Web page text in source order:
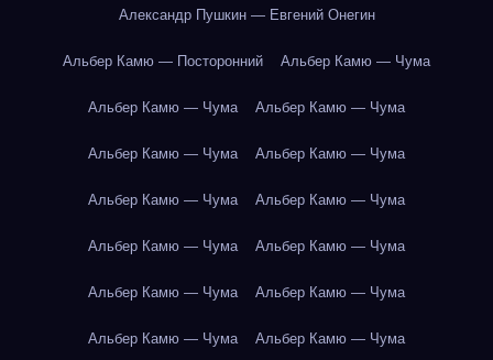
Александр Пушкин — Евгений Онегин
Альбер Камю — Посторонний Альбер Камю — Чума
Альбер Камю — Чума Альбер Камю — Чума
Альбер Камю — Чума Альбер Камю — Чума
Альбер Камю — Чума Альбер Камю — Чума
Альбер Камю — Чума Альбер Камю — Чума
Альбер Камю — Чума Альбер Камю — Чума
Альбер Камю — Чума Альбер Камю — Чума